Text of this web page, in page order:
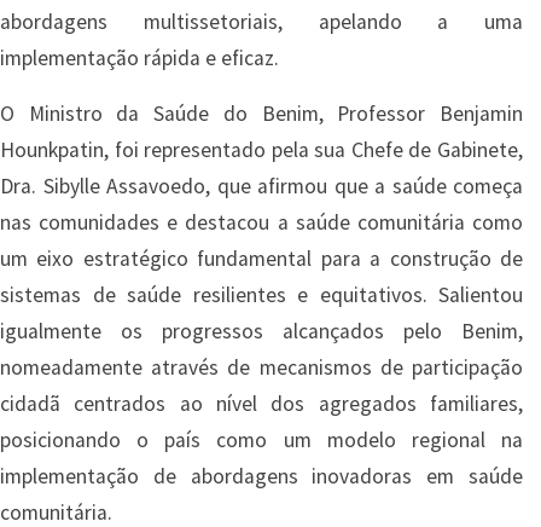
abordagens multissetoriais, apelando a uma
implementação rápida e eficaz.
O Ministro da Saúde do Benim, Professor Benjamin
Hounkpatin, foi representado pela sua Chefe de Gabinete,
Dra. Sibylle Assavoedo, que afirmou que a saúde começa
nas comunidades e destacou a saúde comunitária como
um eixo estratégico fundamental para a construção de
sistemas de saúde resilientes e equitativos. Salientou
igualmente os progressos alcançados pelo Benim,
nomeadamente através de mecanismos de participação
cidadã centrados ao nível dos agregados familiares,
posicionando o país como um modelo regional na
implementação de abordagens inovadoras em saúde
comunitária.